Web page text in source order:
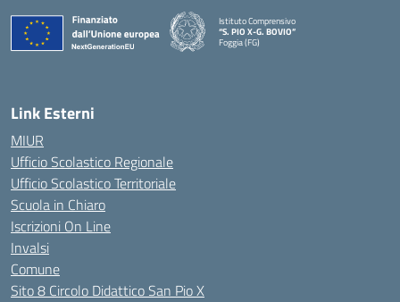
Istituto Comprensivo
“S. PIO X-G. BOVIO”
Foggia (FG)
— Visita la pagina iniziale della scuola
Link Esterni
MIUR
Ufficio Scolastico Regionale
Ufficio Scolastico Territoriale
Scuola in Chiaro
Iscrizioni On Line
Invalsi
Comune
Sito 8 Circolo Didattico San Pio X